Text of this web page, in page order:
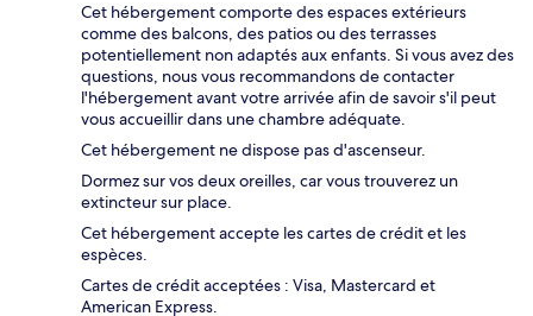
Cet hébergement comporte des espaces extérieurs
comme des balcons, des patios ou des terrasses
potentiellement non adaptés aux enfants. Si vous avez des
questions, nous vous recommandons de contacter
l'hébergement avant votre arrivée afin de savoir s'il peut
vous accueillir dans une chambre adéquate.
Cet hébergement ne dispose pas d'ascenseur.
Dormez sur vos deux oreilles, car vous trouverez un
extincteur sur place.
Cet hébergement accepte les cartes de crédit et les
espèces.
Cartes de crédit acceptées : Visa, Mastercard et
American Express.